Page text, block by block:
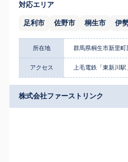
対応エリア
足利市 佐野市 桐生市 伊
所在地 群馬県桐生市新里
アクセス 上毛電鉄「東新川
株式会社ファーストリンク